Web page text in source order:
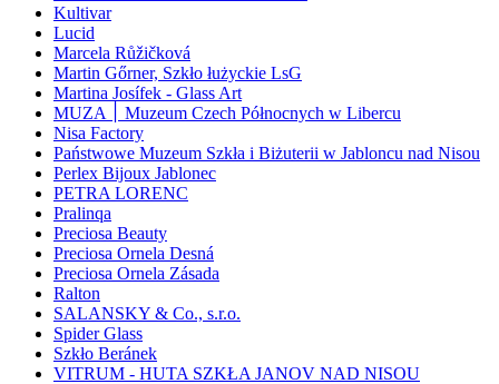
Kultivar
Lucid
Marcela Růžičková
Martin Gőrner, Szkło łużyckie LsG
Martina Josífek - Glass Art
MUZA ׀ Muzeum Czech Północnych w Libercu
Nisa Factory
Państwowe Muzeum Szkła i Biżuterii w Jabloncu nad Nisou
Perlex Bijoux Jablonec
PETRA LORENC
Pralinqa
Preciosa Beauty
Preciosa Ornela Desná
Preciosa Ornela Zásada
Ralton
SALANSKY & Co., s.r.o.
Spider Glass
Szkło Beránek
VITRUM - HUTA SZKŁA JANOV NAD NISOU